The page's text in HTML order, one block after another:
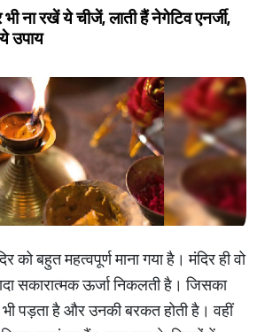
ना रखें ये चीजें, लाती हैं नेगेटिव एनर्जी,
उपाय
को बहुत महत्वपूर्ण माना गया है। मंदिर ही वो
सकारात्मक ऊर्जा निकलती है। जिसका
पड़ता है और उनकी बरकत होती है। वहीं